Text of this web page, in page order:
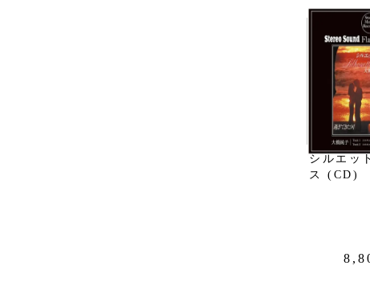
シルエッ
ス (CD)